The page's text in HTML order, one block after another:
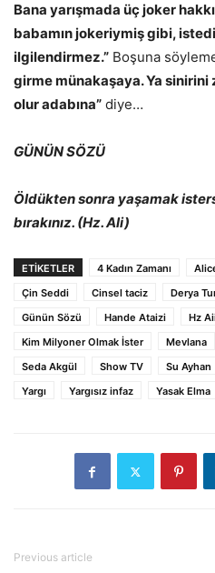
Bana yarışmada üç joker
babamın jokeriymiş gibi,
ilgilendirmez.” Boşuna
girme münakaşaya. Ya sinirini
olur adabına” diye…
GÜNÜN SÖZÜ
Öldükten sonra yaşamak
bırakınız. (Hz. Ali)
ETİKETLER 4 Kadın Zamanı
Çin Seddi
Cinsel taciz Derya
Günün Sözü
Hande Ataizi Hz
Kim Milyoner Olmak İster
Mevlana
Seda Akgül
Show TV Su Ayhan
Yargı
Yargısız infaz Yasak Elma
Previous article